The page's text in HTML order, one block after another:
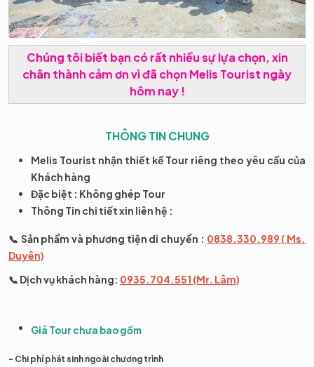
Chúng tôi biết bạn có rất nhiều sự lựa chọn, xin
chân thành cảm ơn vì đã chọn Melis Tourist ngày
hôm nay !
THÔNG TIN CHUNG
Melis Tourist nhận thiết kế Tour riêng theo yêu cầu của
Khách hàng
Đặc biệt : Không ghép Tour
Thông Tin chi tiết xin liên hệ :
📞 Sản phẩm và phương tiện di chuyển : 0838.330.989 ( Ms.
Duyên)
📞 Dịch vụ khách hàng: 0935.704.551 (Mr. Lâm)
Giá Tour chưa bao gồm
- Chi phí phát sinh ngoài chương trình